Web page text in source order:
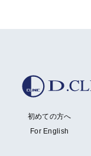
初めての方へ
For English